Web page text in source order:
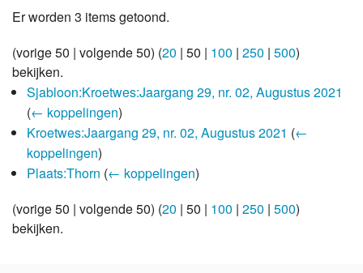
Er worden 3 items getoond.
(vorige 50 | volgende 50) (20 | 50 | 100 | 250 | 500)
bekijken.
Sjabloon:Kroetwes:Jaargang 29, nr. 02, Augustus 2021
(← koppelingen)
Kroetwes:Jaargang 29, nr. 02, Augustus 2021 (←
koppelingen)
Plaats:Thorn (← koppelingen)
(vorige 50 | volgende 50) (20 | 50 | 100 | 250 | 500)
bekijken.